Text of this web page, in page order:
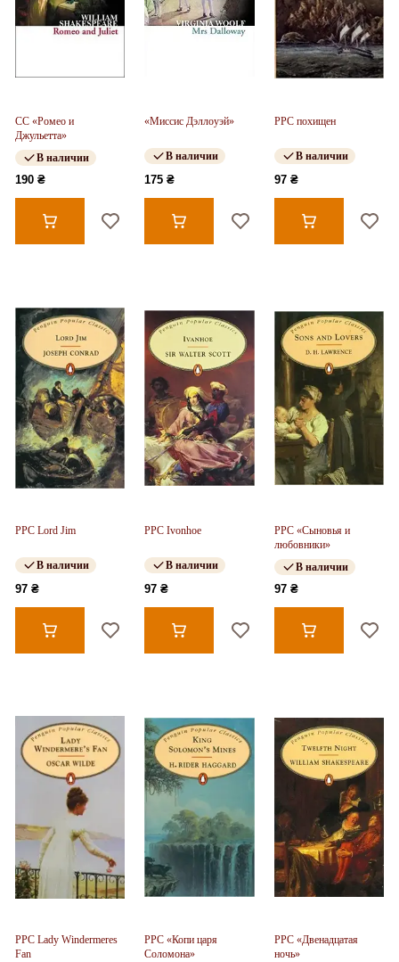
CC «Ромео и
Джульетта»
В наличии
190 ₴
«Миссис Дэллоуэй»
В наличии
175 ₴
PPC похищен
В наличии
97 ₴
PPC Lord Jim
В наличии
97 ₴
PPC Ivonhoe
В наличии
97 ₴
PPC «Сыновья и
любовники»
В наличии
97 ₴
PPC Lady Windermeres
Fan
PPC «Копи царя
Соломона»
PPC «Двенадцатая
ночь»